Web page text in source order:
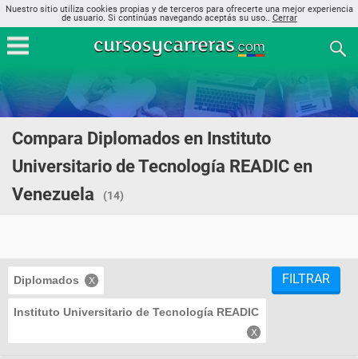
Nuestro sitio utiliza cookies propias y de terceros para ofrecerte una mejor experiencia
de usuario. Si continúas navegando aceptás su uso.. Cerrar
Compara Diplomados en Instituto
Universitario de Tecnología READIC en
Venezuela
(14)
Diplomados
Instituto Universitario de Tecnología READIC
FILTRAR